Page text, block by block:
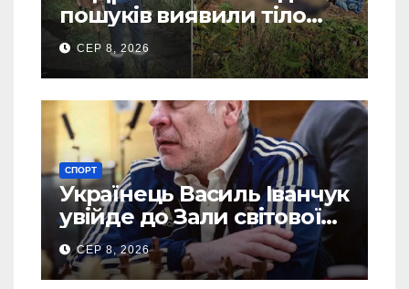
пошуків виявили тіло
зниклого чоловіка (Фото)
СЕР 8, 2026
СПОРТ
Українець Василь Іванчук
увійде до Зали світової
шахової слави
СЕР 8, 2026